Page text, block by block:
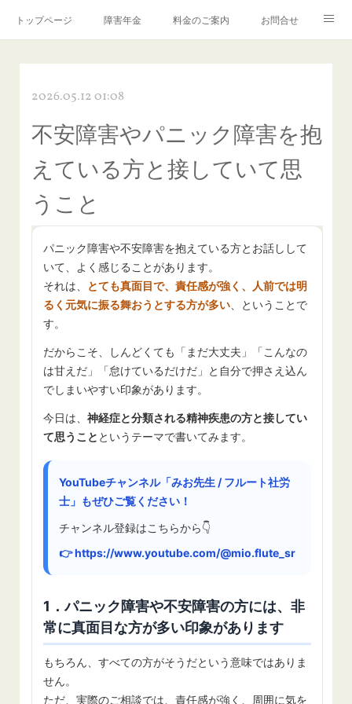
トップページ 障害年金 料金のご案内 お問合せ
2026.05.12 01:08
不安障害やパニック障害を抱
えている方と接していて思
うこと